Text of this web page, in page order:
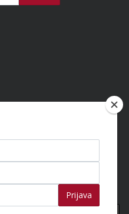
Prijava